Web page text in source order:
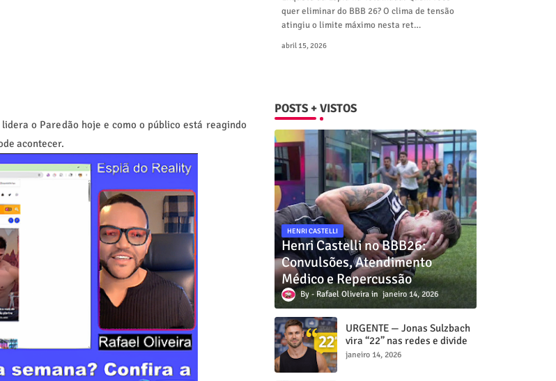
o Paredão hoje e como o público está reagindo
acontecer.
quer eliminar do BBB 26? O clima de tensão
atingiu o limite máximo nesta ret…
abril 15, 2026
POSTS + VISTOS
HENRI CASTELLI
Henri Castelli no BBB26:
Convulsões, Atendimento
Médico e Repercussão
Rafael Oliveira janeiro 14, 2026
URGENTE — Jonas Sulzbach
vira “22” nas redes e divide
opiniões entre fãs e críticos
janeiro 14, 2026